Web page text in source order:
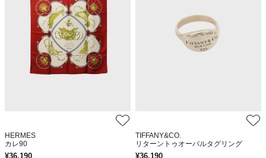
HERMES
カレ90
¥36,190
TIFFANY&CO.
リターントゥオーバルタグリング
¥36,190